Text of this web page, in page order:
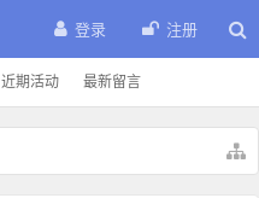
近期活动 最新留言
登录 注册